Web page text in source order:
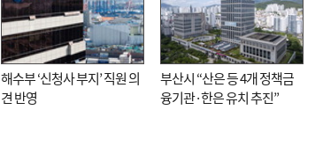
해수부 ‘신청사 부지’ 직원 의
견 반영
부산시 “산은 등 4개 정책금
융기관·한은 유치 추진”